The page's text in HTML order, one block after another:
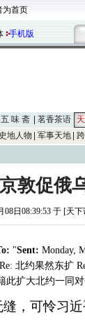
为首页
手机版
五 味 斋 茗香茶语
史地人物
军事天地
敦促俄
08日08:39:53 于 [天
"Sent: Monday,
北约果然东扩
斯籍此扩大北
，可怜习